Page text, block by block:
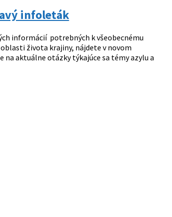
infoleták
informácií potrebných k všeobecnému
života krajiny, nájdete v novom
aktuálne otázky týkajúce sa témy azylu a